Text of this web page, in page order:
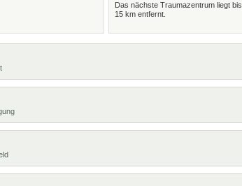
Das nächste Traumazentrum liegt bis
15 km entfernt.